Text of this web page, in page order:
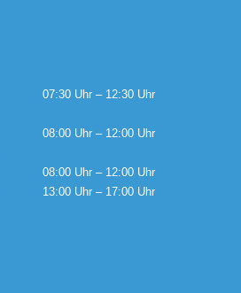
07:30 Uhr – 12:30 Uhr
08:00 Uhr – 12:00 Uhr
08:00 Uhr – 12:00 Uhr
13:00 Uhr – 17:00 Uhr